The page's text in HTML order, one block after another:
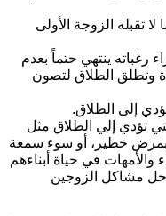
تقبله الزوجة الأولى
ينتهي حتماً بعدم
وتطلق الطلاق لتصون
إلى الطلاق.
تؤدي إلي الطلاق مثل
بمرض خطير، أو سوء سمعة
والأمهات في حياة أبناءهم
حل مشاكل الزوجين